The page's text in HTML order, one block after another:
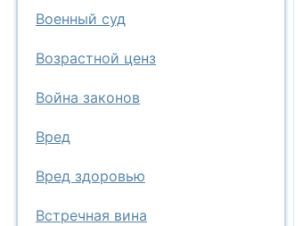
Военный суд
Возрастной ценз
Война законов
Вред
Вред здоровью
Встречная вина